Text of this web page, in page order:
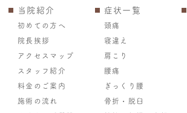
当院紹介
初めての方へ
院長挨拶
アクセスマップ
スタッフ紹介
料金のご案内
施術の流れ
症状一覧
頭痛
寝違え
肩こり
腰痛
ぎっくり腰
骨折・脱臼